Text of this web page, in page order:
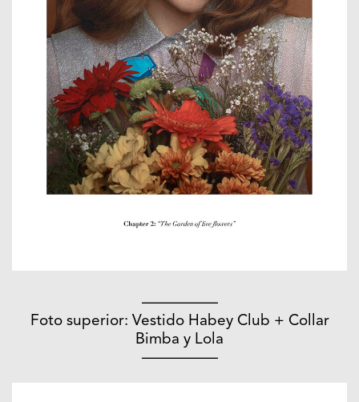
—————
Foto superior: Vestido Habey Club + Collar
Bimba y Lola
—————